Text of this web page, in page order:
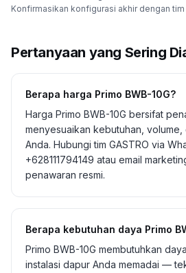
Konfirmasikan konfigurasi akhir dengan
Pertanyaan yang Sering
Berapa harga Primo BWB-10G?
Harga Primo BWB-10G bersifat
menyesuaikan kebutuhan,
Anda. Hubungi tim GASTRO via
+628111794149 atau email
penawaran resmi.
Berapa kebutuhan daya Primo
Primo BWB-10G membutuhkan
instalasi dapur Anda memadai —